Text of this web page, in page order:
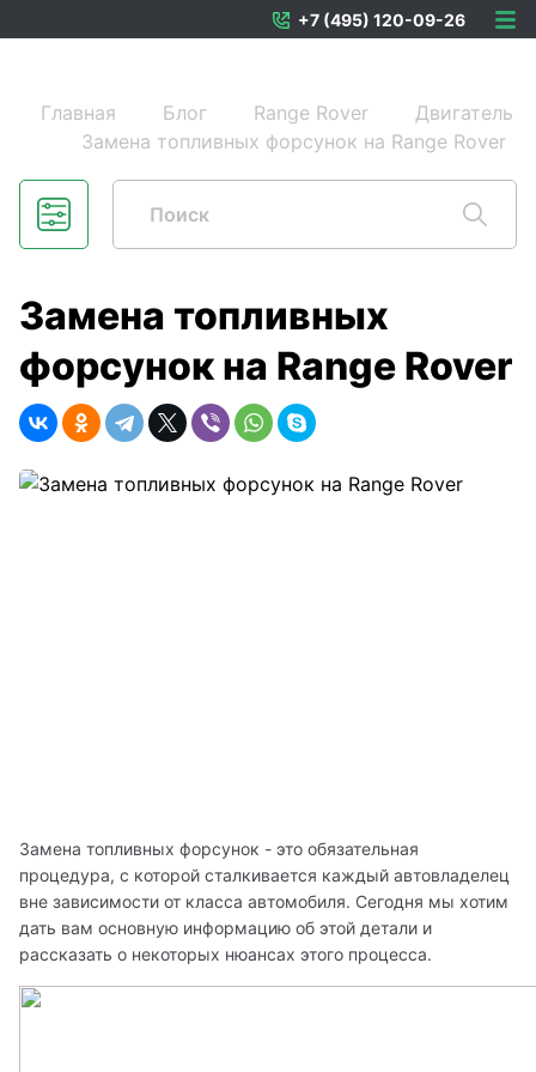
+7 (495) 120-09-26
Главная Блог Range Rover
Двигатель
Замена топливных форсунок на Range Rover
Замена топливных форсунок - это обязательная
процедура, с которой сталкивается каждый автовладелец
вне зависимости от класса автомобиля. Сегодня мы хотим
дать вам основную информацию об этой детали и
рассказать о некоторых нюансах этого процесса.